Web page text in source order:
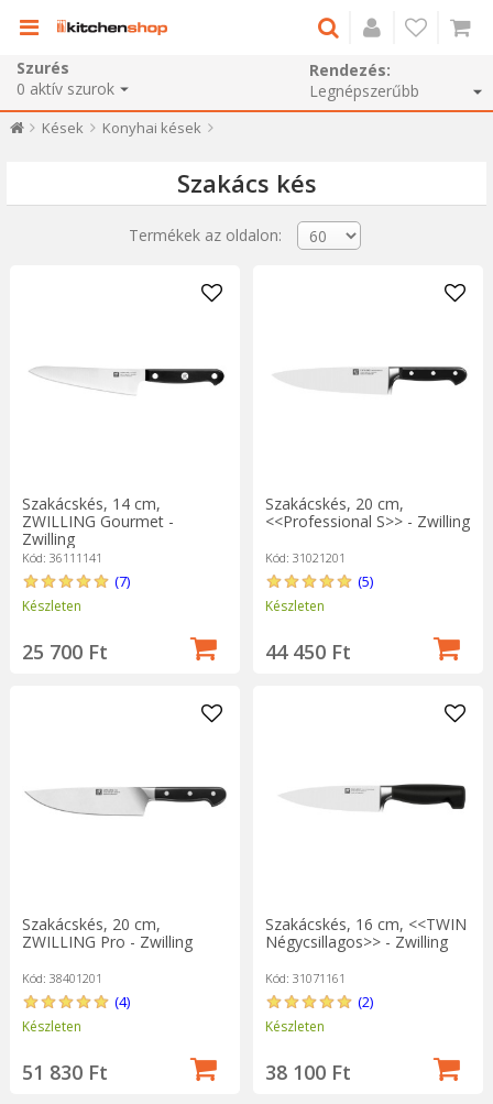
Szurés
0 aktív szurok
Rendezés:
Kések Konyhai kések
Szakács kés
Termékek az oldalon:
Szakácskés, 14 cm,
ZWILLING Gourmet -
Zwilling
Kód: 36111141
(7)
Készleten
25 700 Ft
Szakácskés, 20 cm,
<<Professional S>> - Zwilling
Kód: 31021201
(5)
Készleten
44 450 Ft
Szakácskés, 20 cm,
ZWILLING Pro - Zwilling
Kód: 38401201
(4)
Készleten
51 830 Ft
Szakácskés, 16 cm, <<TWIN
Négycsillagos>> - Zwilling
Kód: 31071161
(2)
Készleten
38 100 Ft